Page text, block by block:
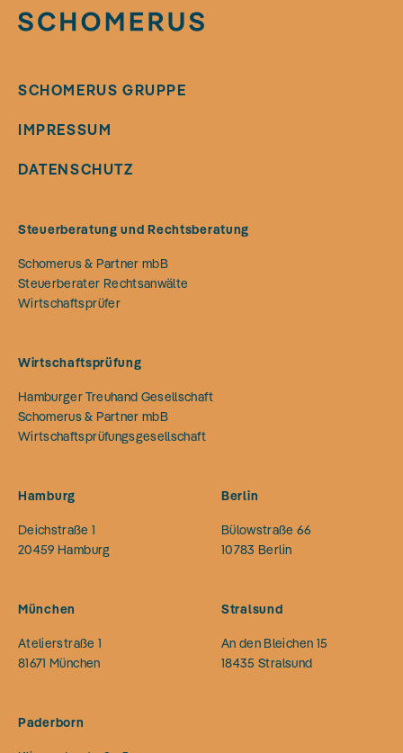
SCHOMERUS GRUPPE
IMPRESSUM
DATENSCHUTZ
Steuerberatung und Rechtsberatung
Schomerus & Partner mbB
Steuerberater Rechtsanwälte
Wirtschaftsprüfer
Wirtschaftsprüfung
Hamburger Treuhand Gesellschaft
Schomerus & Partner mbB
Wirtschaftsprüfungsgesellschaft
Hamburg
Deichstraße 1
20459 Hamburg
Berlin
Bülowstraße 66
10783 Berlin
München
Atelierstraße 1
81671 München
Stralsund
An den Bleichen 15
18435 Stralsund
Paderborn